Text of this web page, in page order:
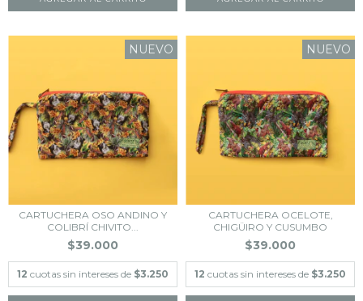
NUEVO
CARTUCHERA OSO ANDINO Y
COLIBRÍ CHIVITO...
$39.000
12 cuotas sin intereses de $3.250
NUEVO
CARTUCHERA OCELOTE,
CHIGÜIRO Y CUSUMBO
$39.000
12 cuotas sin intereses de $3.250